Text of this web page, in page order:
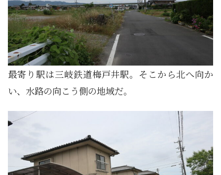
最寄り駅は三岐鉄道梅戸井駅。そこから北へ向か
い、水路の向こう側の地域だ。